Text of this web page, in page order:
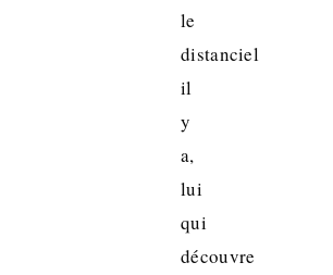
le
distanciel
il
y
a,
lui
qui
découvre